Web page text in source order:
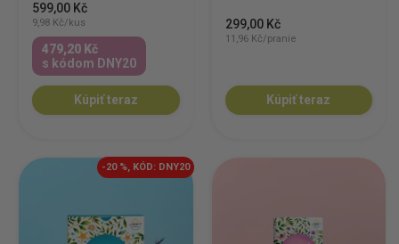
599,00 Kč
9,98 Kč/kus
479,20 Kč
s kódom DNY20
Kúpiť teraz
299,00 Kč
11,96 Kč/pranie
Kúpiť teraz
-20 %, KÓD: DNY20